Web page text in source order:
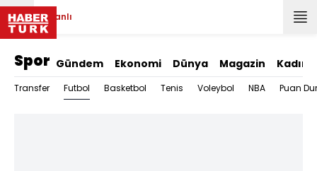
Canlı
Spor Gündem Ekonomi Dünya Magazin Kadın
Transfer Futbol Basketbol Tenis Voleybol NBA Puan